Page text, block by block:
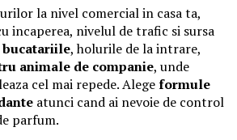
la nivel comercial in casa ta,
incaperea, nivelul de trafic si sursa
bucatariile, holurile de la intrare,
animale de companie, unde
cel mai repede. Alegeformule
atunci cand ai nevoie de control
parfum.